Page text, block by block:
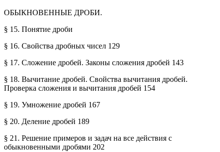
ОБЫКНОВЕННЫЕ ДРОБИ.
§ 15. Понятие дроби
§ 16. Свойства дробных чисел 129
§ 17. Сложение дробей. Законы сложения дробей 143
§ 18. Вычитание дробей. Свойства вычитания дробей.
Проверка сложения и вычитания дробей 154
§ 19. Умножение дробей 167
§ 20. Деление дробей 189
§ 21. Решение примеров и задач на все действия с
обыкновенными дробями 202